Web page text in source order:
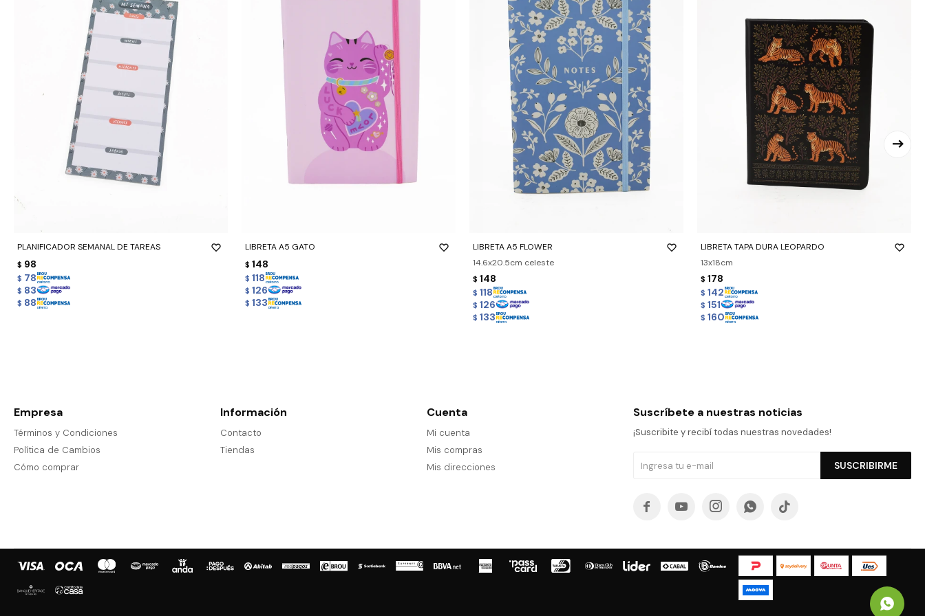
PLANIFICADOR SEMANAL DE TAREAS
$ 98
$ 78
$ 83
$ 88
LIBRETA A5 GATO
$ 148
$ 118
$ 126
$ 133
LIBRETA A5 FLOWER
14.6x20.5cm celeste
$ 148
$ 118
$ 126
$ 133
LIBRETA TAPA DURA LEOPARDO
13x18cm
$ 178
$ 142
$ 151
$ 160
Empresa
Términos y Condiciones
Política de Cambios
Cómo comprar
Información
Contacto
Tiendas
Cuenta
Mi cuenta
Mis compras
Mis direcciones
Suscríbete a nuestras noticias
¡Suscribite y recibí todas nuestras novedades!
SUSCRIBIRME
    